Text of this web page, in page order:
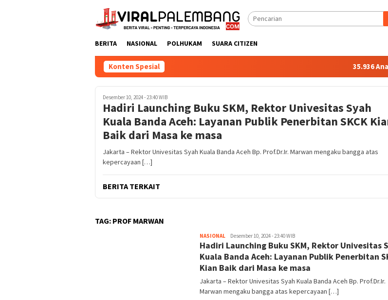
BERITA NASIONAL POLHUKAM SUARA CITIZEN
Konten Spesial 35.936 Anak
Desember 10, 2024 - 23:40 WIB
Hadiri Launching Buku SKM, Rektor Univesitas Syah
Kuala Banda Aceh: Layanan Publik Penerbitan SKCK
Baik dari Masa ke masa
Jakarta – Rektor Univesitas Syah Kuala Banda Aceh Bp. Prof.Dr.Ir. Marwan mengaku bangga atas
kepercayaan […]
BERITA TERKAIT
TAG: PROF MARWAN
NASIONAL hostingkomaindonesia@gmail.com
Desember 10, 2024 - 23:40 WIB
Hadiri Launching Buku SKM, Rektor Univesitas
Kuala Banda Aceh: Layanan Publik Penerbitan
Kian Baik dari Masa ke masa
Jakarta – Rektor Univesitas Syah Kuala Banda Aceh Bp. Prof.Dr.Ir.
Marwan mengaku bangga atas kepercayaan […]